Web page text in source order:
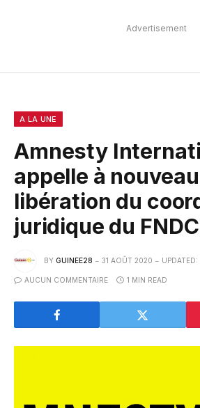
Advertisement
A LA UNE
Amnesty
appelle à
libération du
juridique du FNDC
BY GUINEE28 31 AOÛT 2020 UPDATED:
AUCUN COMMENTAIRE 1 MIN READ